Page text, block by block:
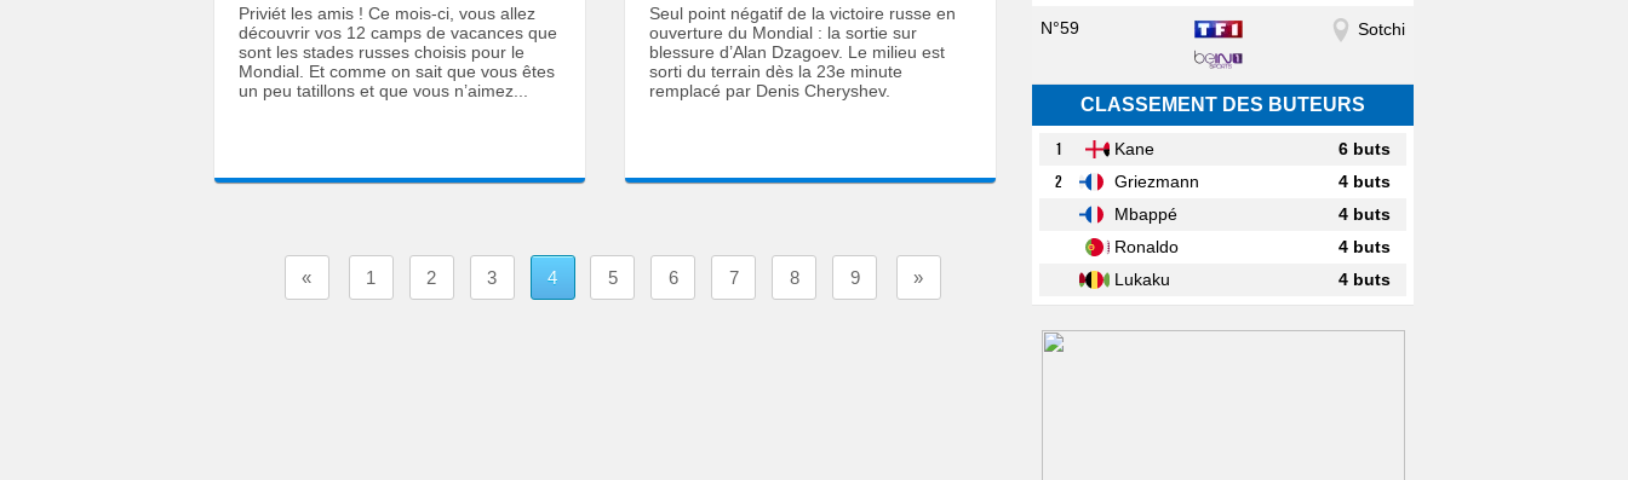
Priviét les amis ! Ce mois-ci, vous allez
découvrir vos 12 camps de vacances que
sont les stades russes choisis pour le
Mondial. Et comme on sait que vous êtes
un peu tatillons et que vous n’aimez...
Seul point négatif de la victoire russe en
ouverture du Mondial : la sortie sur
blessure d’Alan Dzagoev. Le milieu est
sorti du terrain dès la 23e minute
remplacé par Denis Cheryshev.
« 1 2 3 4 5 6 7 8 9 »
N°59 Sotchi
CLASSEMENT DES BUTEURS
1 Kane
6 buts
2
Griezmann
4 buts
Mbappé
4 buts
Ronaldo
4 buts
Lukaku
4 buts